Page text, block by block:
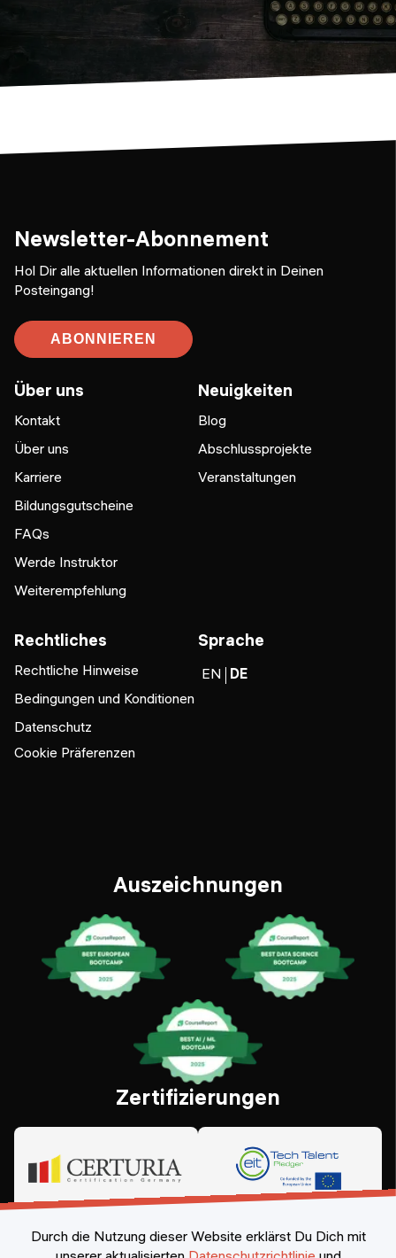
Newsletter-Abonnement
Hol Dir alle aktuellen Informationen direkt in Deinen
Posteingang!
ABONNIEREN
Über uns
Kontakt
Über uns
Karriere
Bildungsgutscheine
FAQs
Werde Instruktor
Weiterempfehlung
Neuigkeiten
Blog
Abschlussprojekte
Veranstaltungen
Rechtliches
Rechtliche Hinweise
Bedingungen und Konditionen
Datenschutz
Cookie Präferenzen
Sprache
EN DE
Auszeichnungen
Zertifizierungen
Durch die Nutzung dieser Website erklärst Du Dich mit